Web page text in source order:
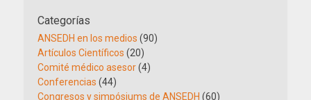
Categorías
ANSEDH en los medios (90)
Artículos Científicos (20)
Comité médico asesor(4)
Conferencias (44)
Congresos y simpósiums de ANSEDH (60)